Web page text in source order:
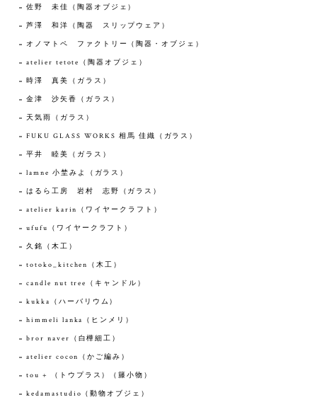
佐野 未佳（陶器オブジェ）
芦澤 和洋（陶器 スリップウェア）
オノマトペ ファクトリー（陶器・オブジェ）
atelier tetote（陶器オブジェ）
時澤 真美（ガラス）
金津 沙矢香（ガラス）
天気雨（ガラス）
FUKU GLASS WORKS 相馬 佳織（ガラス）
平井 睦美（ガラス）
lamne 小埜みよ（ガラス）
はるら工房 岩村 志野（ガラス）
atelier karin（ワイヤークラフト）
ufufu（ワイヤークラフト）
久銘（木工）
totoko_kitchen（木工）
candle nut tree（キャンドル）
kukka（ハーバリウム）
himmeli lanka（ヒンメリ）
bror naver（白樺細工）
atelier cocon（かご編み）
tou + （トウプラス）（籐小物）
kedamastudio（動物オブジェ）